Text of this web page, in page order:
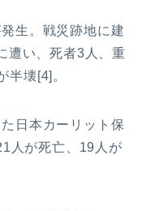
生。戦災跡地に建
遭い、死者3人、重
半壊[4]。
日本カーリット保
人が死亡、19人が